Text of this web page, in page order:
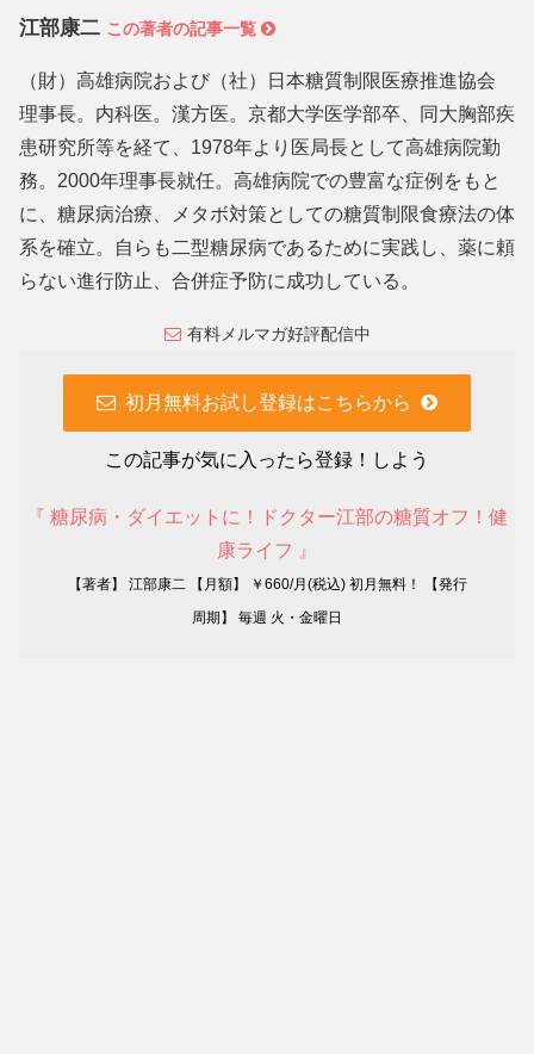
江部康二 この著者の記事一覧
（財）高雄病院および（社）日本糖質制限医療推進協会
理事長。内科医。漢方医。京都大学医学部卒、同大胸部疾
患研究所等を経て、1978年より医局長として高雄病院勤
務。2000年理事長就任。高雄病院での豊富な症例をもと
に、糖尿病治療、メタボ対策としての糖質制限食療法の体
系を確立。自らも二型糖尿病であるために実践し、薬に頼
らない進行防止、合併症予防に成功している。
有料メルマガ好評配信中
初月無料お試し登録はこちらから
この記事が気に入ったら登録！しよう
『 糖尿病・ダイエットに！ドクター江部の糖質オフ！健
康ライフ 』
【著者】 江部康二 【月額】 ￥660/月(税込) 初月無料！ 【発行
周期】 毎週 火・金曜日